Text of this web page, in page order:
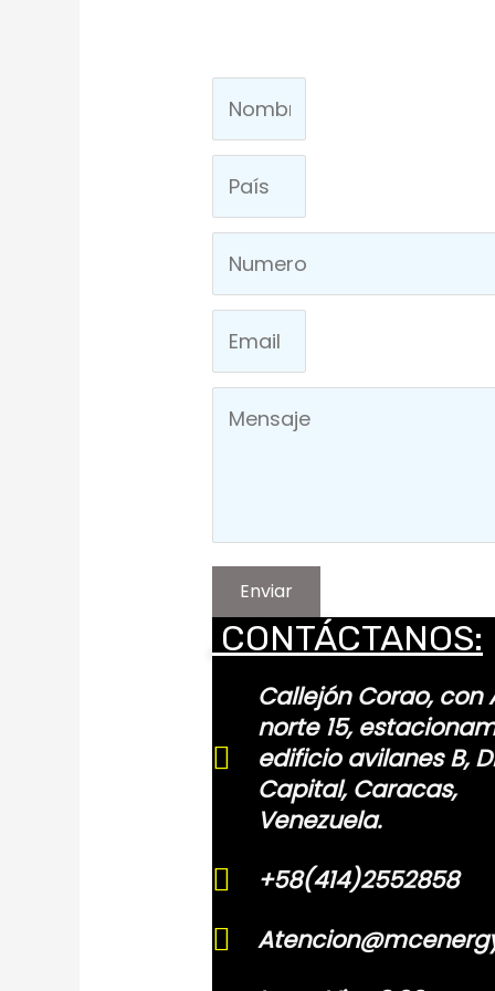
Enviar
CONTÁCTANOS:
Callejón Corao, con
norte 15,
edificio avilanes B,
Capital, Caracas,
Venezuela.
+58(414)2552858